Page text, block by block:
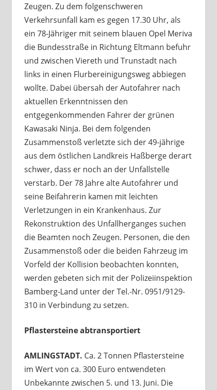
Zeugen. Zu dem folgenschweren
Verkehrsunfall kam es gegen 17.30 Uhr, als
ein 78-Jähriger mit seinem blauen Opel Meriva
die Bundesstraße in Richtung Eltmann befuhr
und zwischen Viereth und Trunstadt nach
links in einen Flurbereinigungsweg abbiegen
wollte. Dabei übersah der Autofahrer nach
aktuellen Erkenntnissen den
entgegenkommenden Fahrer der grünen
Kawasaki Ninja. Bei dem folgenden
Zusammenstoß verletzte sich der 49-jährige
aus dem östlichen Landkreis Haßberge derart
schwer, dass er noch an der Unfallstelle
verstarb. Der 78 Jahre alte Autofahrer und
seine Beifahrerin kamen mit leichten
Verletzungen in ein Krankenhaus. Zur
Rekonstruktion des Unfallherganges suchen
die Beamten noch Zeugen. Personen, die den
Zusammenstoß oder die beiden Fahrzeug im
Vorfeld der Kollision beobachten konnten,
werden gebeten sich mit der Polizeiinspektion
Bamberg-Land unter der Tel.-Nr. 0951/9129-
310 in Verbindung zu setzen.
Pflastersteine abtransportiert
AMLINGSTADT. Ca. 2 Tonnen Pflastersteine
im Wert von ca. 300 Euro entwendeten
Unbekannte zwischen 5. und 13. Juni. Die